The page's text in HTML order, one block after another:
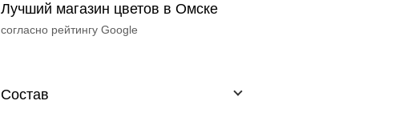
Лучший магазин цветов в Омске
согласно рейтингу Google
Состав